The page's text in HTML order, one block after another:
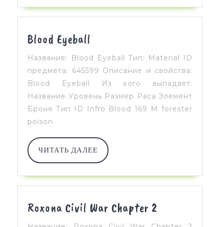
Blood Eyeball
Eyeball
Название: Blood Eyeball Тип: Material ID
предмета: 645599 Описание и свойства:
Blood Eyeball Из кого выпадает:
Название Уровень Размер Раса Элемент
Броня Тип ID Infro Blood 169 M forester
poison
ЧИТАТЬ ДАЛЕЕ ЧИТАТЬ
ДАЛЕЕ
Roxona Civil War Chapter 2
Civil